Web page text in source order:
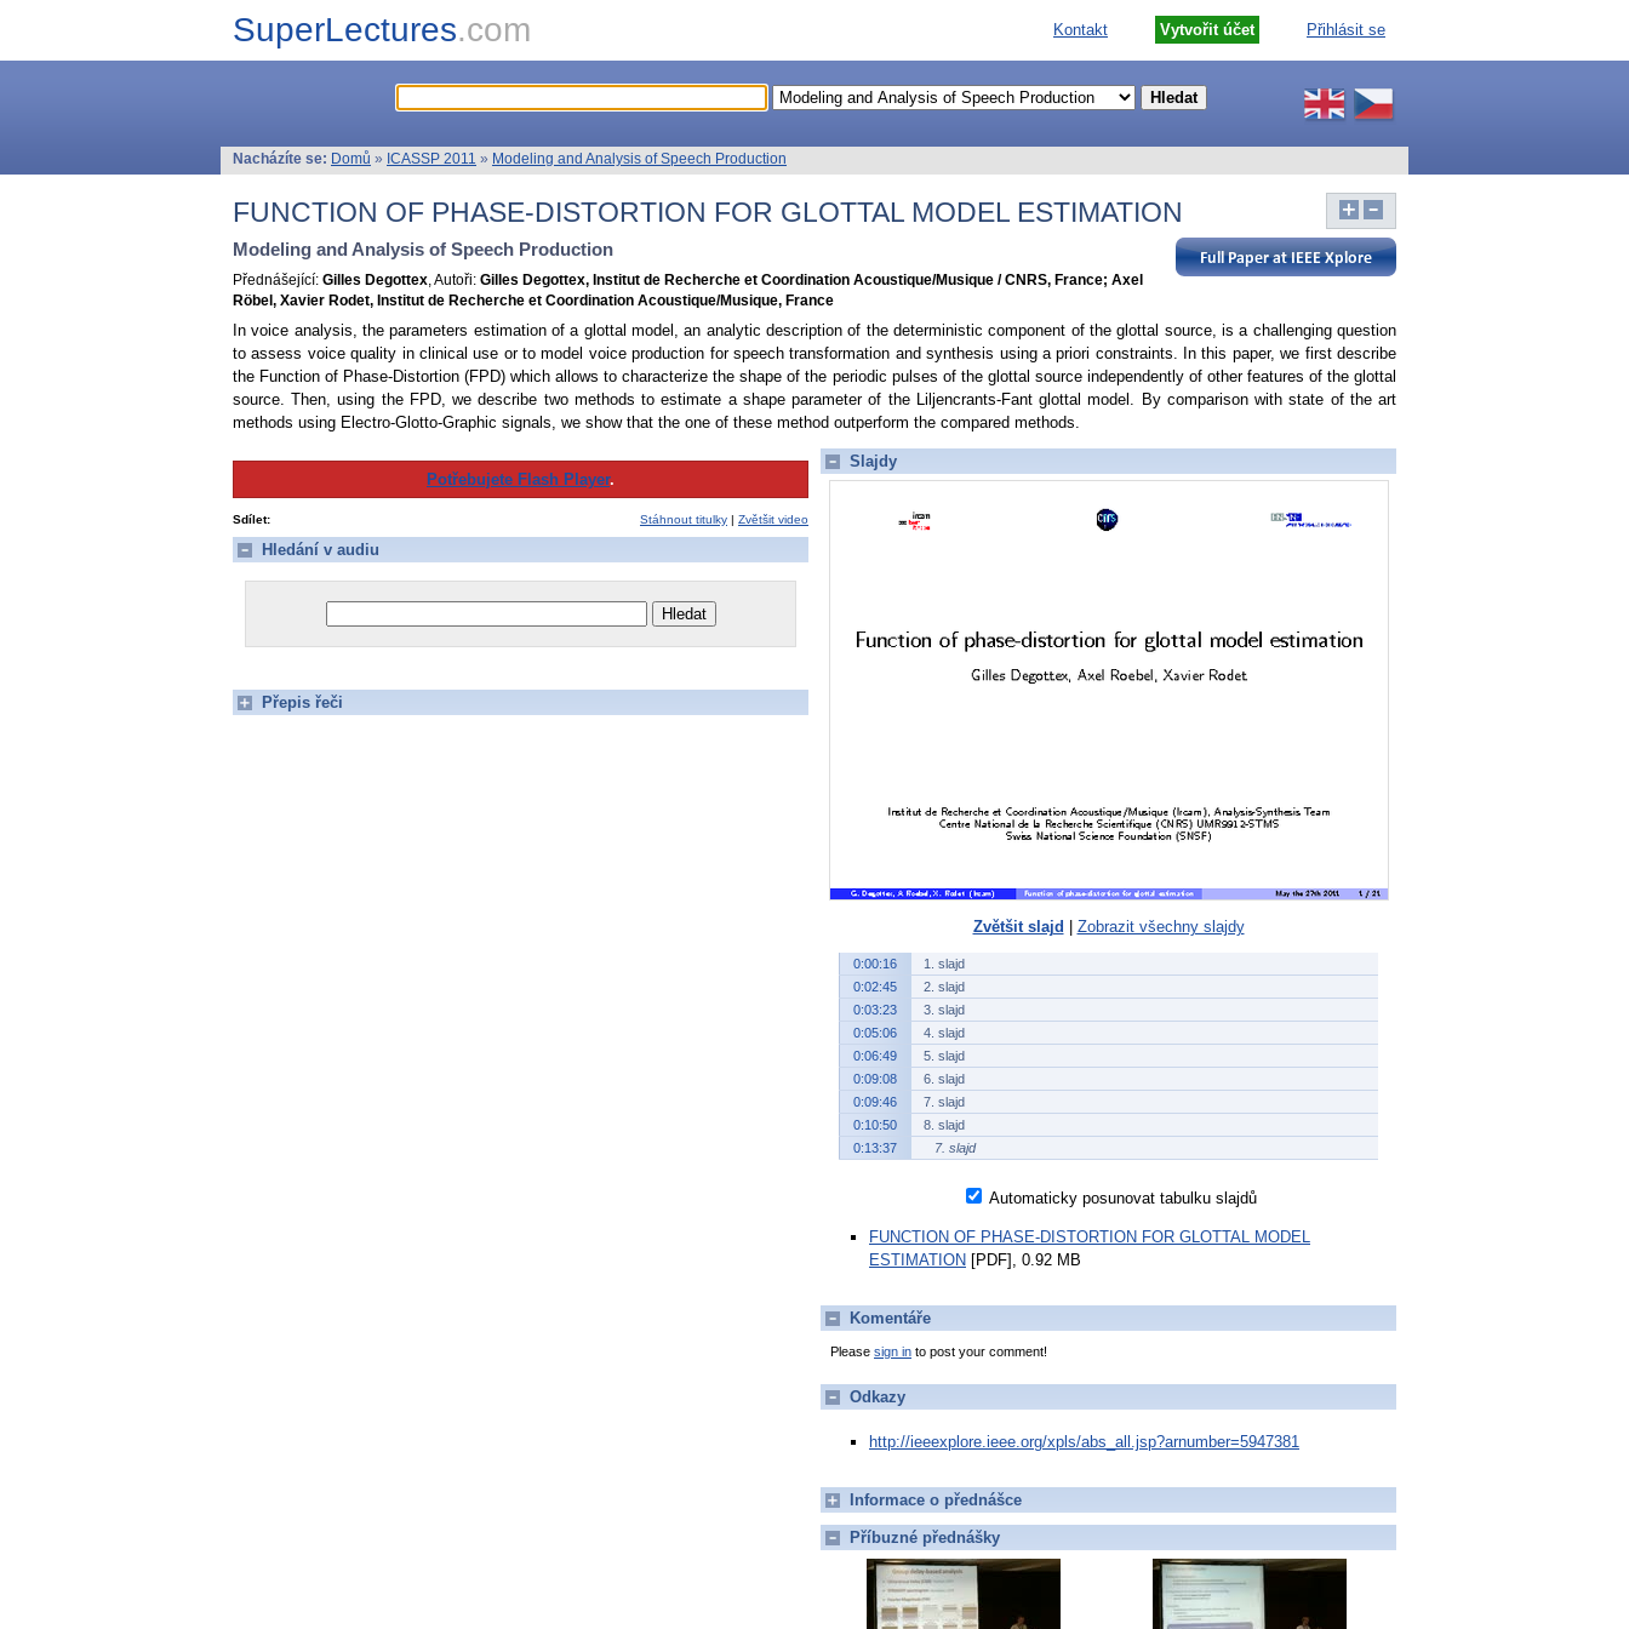
SuperLectures.com Kontakt Vytvořit účet Přihlásit se
Nacházíte se: Domů » ICASSP 2011 » Modeling and Analysis of Speech Production
FUNCTION OF PHASE-DISTORTION FOR GLOTTAL MODEL ESTIMATION
Modeling and Analysis of Speech Production
Přednášející: Gilles Degottex , Autoři: Gilles Degottex, Institut de Recherche et Coordination Acoustique/Musique / CNRS, France; Axel
Röbel, Xavier Rodet, Institut de Recherche et Coordination Acoustique/Musique, France
In voice analysis, the parameters estimation of a glottal model, an analytic description of the deterministic component of the glottal source, is a challenging question
to assess voice quality in clinical use or to model voice production for speech transformation and synthesis using a priori constraints. In this paper, we first describe
the Function of Phase-Distortion (FPD) which allows to characterize the shape of the periodic pulses of the glottal source independently of other features of the glottal
source. Then, using the FPD, we describe two methods to estimate a shape parameter of the Liljencrants-Fant glottal model. By comparison with state of the art
methods using Electro-Glotto-Graphic signals, we show that the one of these method outperform the compared methods.
Potřebujete Flash Player.
Sdílet: Stáhnout titulky | Zvětšit video
Hledání v audiu
Přepis řeči
Slajdy
Zvětšit slajd Zobrazit všechny slajdy
0:00:16
1. slajd
0:02:45
2. slajd
0:03:23
3. slajd
0:05:06
4. slajd
0:06:49
5. slajd
0:09:08
6. slajd
0:09:46
7. slajd
0:10:50
8. slajd
0:13:37
7. slajd
Automaticky posunovat tabulku slajdů
FUNCTION OF PHASE-DISTORTION FOR GLOTTAL MODEL
ESTIMATION [PDF], 0.92 MB
Komentáře
Please sign in to post your comment!
Odkazy
http://ieeexplore.ieee.org/xpls/abs_all.jsp?arnumber=5947381
Informace o přednášce
Příbuzné přednášky